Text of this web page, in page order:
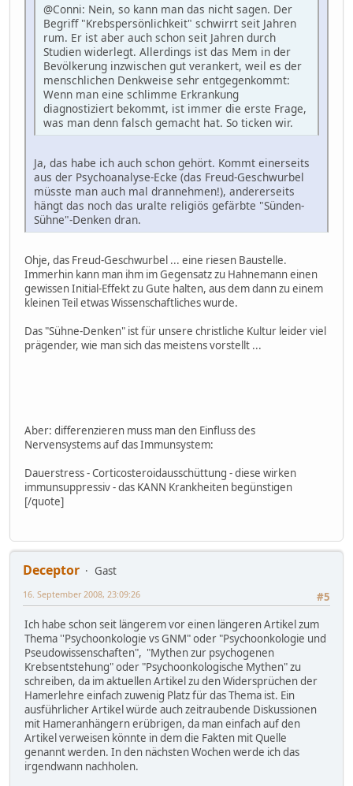
@Conni: Nein, so kann man das nicht sagen. Der
Begriff "Krebspersönlichkeit" schwirrt seit Jahren
rum. Er ist aber auch schon seit Jahren durch
Studien widerlegt. Allerdings ist das Mem in der
Bevölkerung inzwischen gut verankert, weil es der
menschlichen Denkweise sehr entgegenkommt:
Wenn man eine schlimme Erkrankung
diagnostiziert bekommt, ist immer die erste Frage,
was man denn falsch gemacht hat. So ticken wir.
Ja, das habe ich auch schon gehört. Kommt einerseits
aus der Psychoanalyse-Ecke (das Freud-Geschwurbel
müsste man auch mal drannehmen!), andererseits
hängt das noch das uralte religiös gefärbte "Sünden-
Sühne"-Denken dran.
Ohje, das Freud-Geschwurbel ... eine riesen Baustelle.
Immerhin kann man ihm im Gegensatz zu Hahnemann einen
gewissen Initial-Effekt zu Gute halten, aus dem dann zu einem
kleinen Teil etwas Wissenschaftliches wurde.
Das "Sühne-Denken" ist für unsere christliche Kultur leider viel
prägender, wie man sich das meistens vorstellt ...
Aber: differenzieren muss man den Einfluss des
Nervensystems auf das Immunsystem:
Dauerstress - Corticosteroidausschüttung - diese wirken
immunsuppressiv - das KANN Krankheiten begünstigen
[/quote]
Deceptor
Gast
#5
16. September 2008, 23:09:26
Ich habe schon seit längerem vor einen längeren Artikel zum
Thema ''Psychoonkologie vs GNM" oder "Psychoonkologie und
Pseudowissenschaften", "Mythen zur psychogenen
Krebsentstehung" oder "Psychoonkologische Mythen" zu
schreiben, da im aktuellen Artikel zu den Widersprüchen der
Hamerlehre einfach zuwenig Platz für das Thema ist. Ein
ausführlicher Artikel würde auch zeitraubende Diskussionen
mit Hameranhängern erübrigen, da man einfach auf den
Artikel verweisen könnte in dem die Fakten mit Quelle
genannt werden. In den nächsten Wochen werde ich das
irgendwann nachholen.